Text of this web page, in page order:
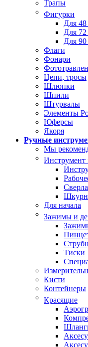
Трапы
Фигурки
Для 48
Для 72
Для 90
Флаги
Фонари
Цепи, тросы
Шлюпки
Шпили
Штурвалы
Элементы
Юферсы
Якоря
Ручные
Мы
Инструмент
Для начала
Зажимы и
Тиски
Кисти
Контейнеры
Красящие